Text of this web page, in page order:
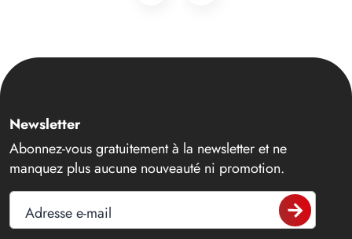
Newsletter
Abonnez-vous gratuitement à la newsletter et ne
manquez plus aucune nouveauté ni promotion.
Adresse e-mail